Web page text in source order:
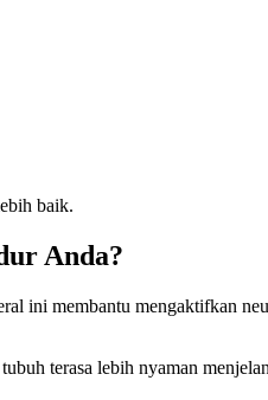
baik.
Anda?
ini membantu mengaktifkan
terasa lebih nyaman